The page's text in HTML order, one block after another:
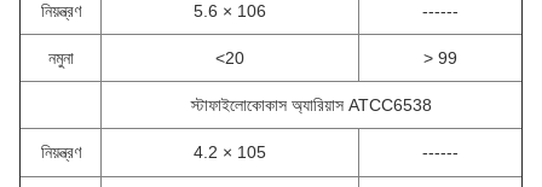
নিয়ন্ত্রণ 5.6 × 106 ------
নমুনা <20 > 99
স্টাফাইলোকোকাস অ্যারিয়াস ATCC6538
নিয়ন্ত্রণ 4.2 × 105 ------